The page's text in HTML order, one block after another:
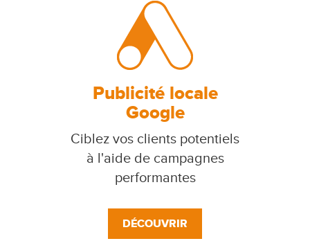
Publicité locale
Google
Ciblez vos clients potentiels
à l'aide de campagnes
performantes
DÉCOUVRIR